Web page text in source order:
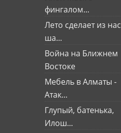
фингалом...
Лето сделает из нас
ша...
Война на Ближнем
Востоке
Мебель в Алматы -
Атак...
Глупый, батенька,
Илош...